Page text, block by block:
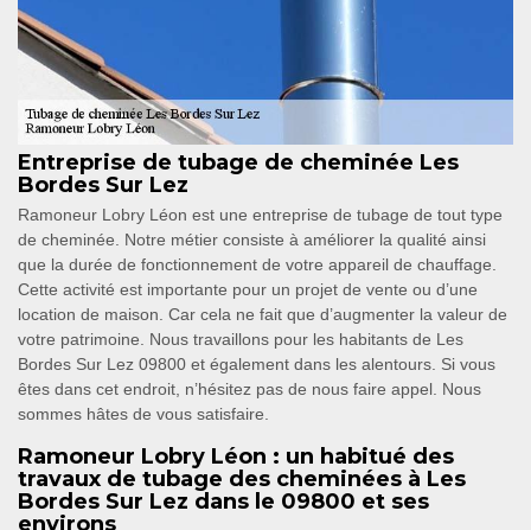
Entreprise de tubage de cheminée Les
Bordes Sur Lez
Ramoneur Lobry Léon est une entreprise de tubage de tout type
de cheminée. Notre métier consiste à améliorer la qualité ainsi
que la durée de fonctionnement de votre appareil de chauffage.
Cette activité est importante pour un projet de vente ou d’une
location de maison. Car cela ne fait que d’augmenter la valeur de
votre patrimoine. Nous travaillons pour les habitants de Les
Bordes Sur Lez 09800 et également dans les alentours. Si vous
êtes dans cet endroit, n’hésitez pas de nous faire appel. Nous
sommes hâtes de vous satisfaire.
Ramoneur Lobry Léon : un habitué des
travaux de tubage des cheminées à Les
Bordes Sur Lez dans le 09800 et ses
environs